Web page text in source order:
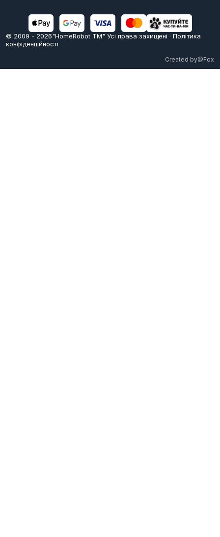
© 2009 - 2026"HomeRobot ТМ" Усi права захищені · Політика
конфіденційності
Created by@Fox